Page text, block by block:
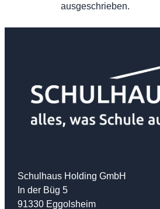
ausgeschrieben.
Schulhaus Holding GmbH
In der Büg 5
91330 Eggolsheim